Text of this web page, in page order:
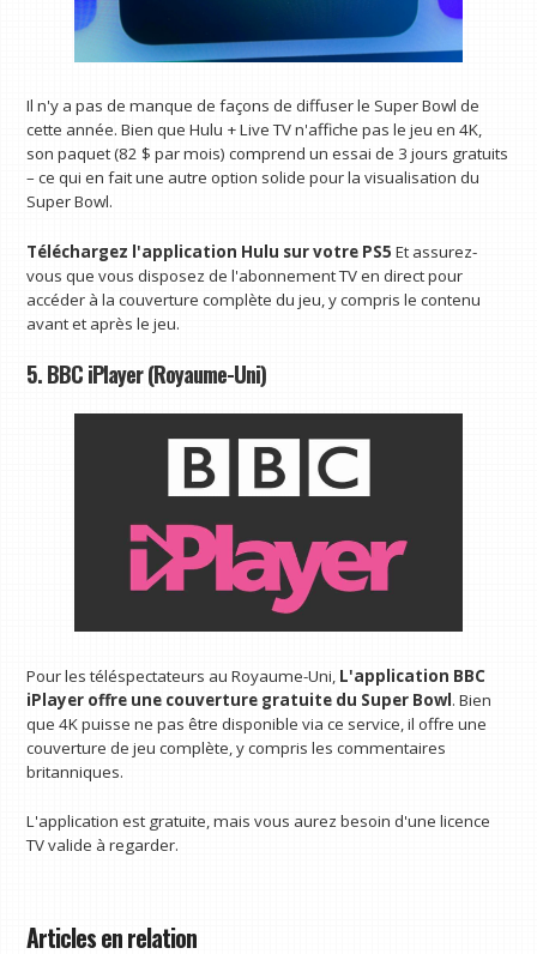
Il n'y a pas de manque de façons de diffuser le Super Bowl de
cette année. Bien que Hulu + Live TV n'affiche pas le jeu en 4K,
son paquet (82 $ par mois) comprend un essai de 3 jours gratuits
– ce qui en fait une autre option solide pour la visualisation du
Super Bowl.
Téléchargez l'application Hulu sur votre PS5Et assurez-
vous que vous disposez de l'abonnement TV en direct pour
accéder à la couverture complète du jeu, y compris le contenu
avant et après le jeu.
5. BBC iPlayer (Royaume-Uni)
Pour les téléspectateurs au Royaume-Uni, L'application BBC
iPlayer offre une couverture gratuite du Super Bowl. Bien
que 4K puisse ne pas être disponible via ce service, il offre une
couverture de jeu complète, y compris les commentaires
britanniques.
L'application est gratuite, mais vous aurez besoin d'une licence
TV valide à regarder.
Articles en relation